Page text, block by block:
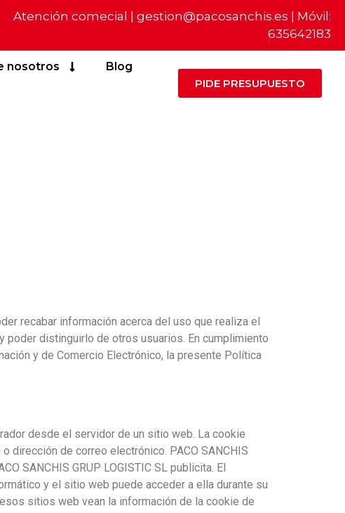
Atención comecial | gestion@pacosanchis.es | Móvil:
635642183
nosotros
Blog
PIDE PRESUPUESTO
recabar información acerca del uso que realiza el
poder distinguirlo de otros usuarios. En cumplimiento
y de Comercio Electrónico, la presente Política
desde el servidor de un sitio web. La cookie
dirección de correo electrónico. PACO SANCHIS
SANCHIS GRUP LOGISTIC SL publicita. El
y el sitio web puede acceder a ella durante su
sitios web vean la información de la cookie de